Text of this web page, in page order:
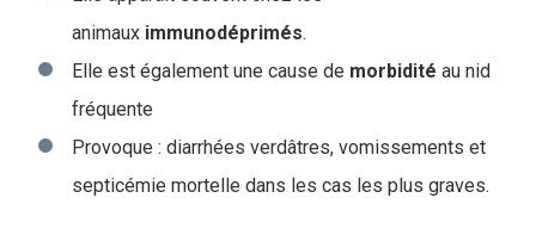
animaux immunodéprimés.
Elle est également une cause de morbidité au nid
fréquente
Provoque : diarrhées verdâtres, vomissements et
septicémie mortelle dans les cas les plus graves.